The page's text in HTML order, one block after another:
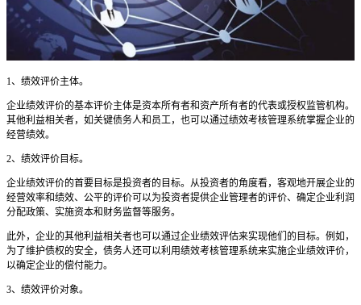
1、 绩效评价主体。
企业绩效评价的基本评价主体是资本所有者和资产所有者的代表或授权监管机构。
其他利益相关者，如关键债务人和员工，也可以通过绩效考核管理系统掌握企业的
经营绩效。
2、 绩效评价目标。
企业绩效评价的首要目标是投资者的目标。从投资者的角度看，客观地开展企业的
经营效率和绩效、 公平的评价可以为投资者提供企业管理者的评价、 确定企业利润
分配政策、 实施资本和财务监督等服务。
此外，企业的其他利益相关者也可以通过企业绩效评估来实现他们的目标。例如，
为了维护债权的安全，债务人还可以利用绩效考核管理系统来实施企业绩效评价，
以确定企业的偿付能力。
3、 绩效评价对象。